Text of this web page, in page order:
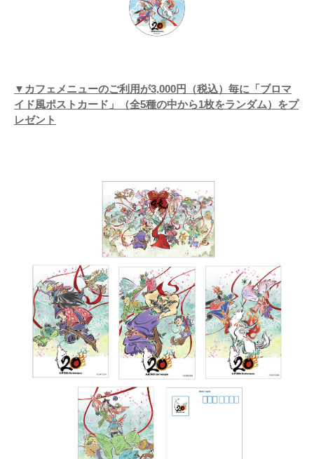
▼カフェメニューのご利用が3,000円（税込）毎に「ブロマ
イド風ポストカード」（全5種の中から1枚をランダム）をプ
レゼント